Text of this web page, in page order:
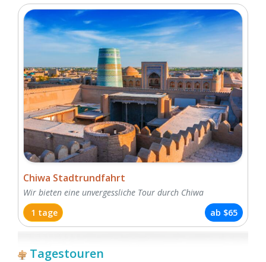
Chiwa Stadtrundfahrt
Wir bieten eine unvergessliche Tour durch Chiwa
1 tage
ab $65
Tagestouren